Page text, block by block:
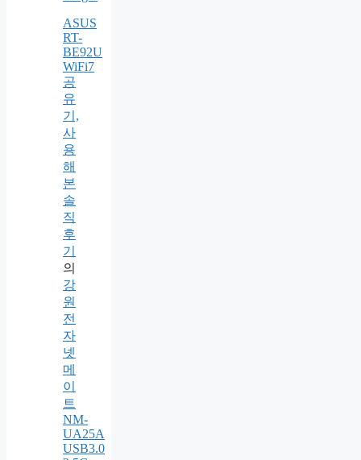
ASUS
RT-
BE92U
WiFi7
공
유
기,
사
용
해
본
솔
직
후
기
의
강
원
전
자
넷
메
이
트
NM-
UA25A
USB3.0